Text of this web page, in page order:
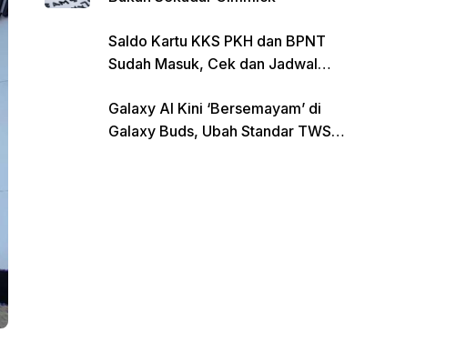
Saldo Kartu KKS PKH dan BPNT
Sudah Masuk, Cek dan Jadwal
Galaxy AI Kini ‘Bersemayam’ di
Galaxy Buds, Ubah Standar TWS